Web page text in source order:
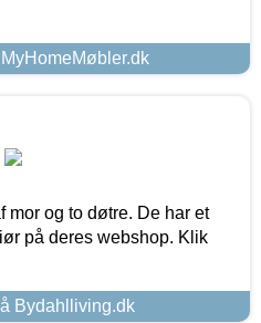
mor og to døtre. De har et
på deres webshop. Klik
Bydahlliving.dk